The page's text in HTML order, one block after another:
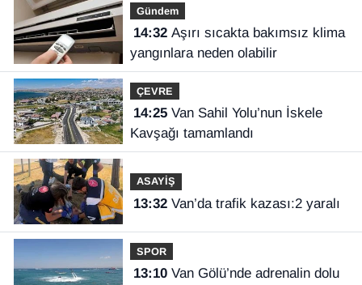
Gündem
14:32Aşırı sıcakta bakımsız klima
yangınlara neden olabilir
ÇEVRE
14:25Van Sahil Yolu’nun İskele
Kavşağı tamamlandı
ASAYİŞ
13:32 Van’da trafik kazası:2 yaralı
SPOR
13:10Van Gölü’nde adrenalin dolu